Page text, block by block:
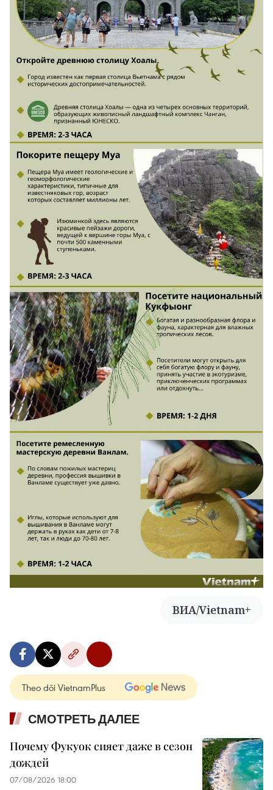
ВИА/Vietnam+
Theo dõi VietnamPlus
СМОТРЕТЬ ДАЛЕЕ
Почему Фукуок сияет даже в сезон
дождей
07/08/2026 18:00